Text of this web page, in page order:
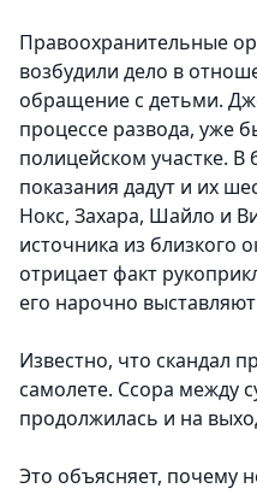
Правоохранительные
возбудили дело в
обращение с детьми.
процессе развода, уже
полицейском участке.
показания дадут и их
Нокс, Захара, Шайло и
источника из близкого
отрицает факт
его нарочно
Известно, что скандал
самолете. Ссора между
продолжилась и на
Это объясняет, почему